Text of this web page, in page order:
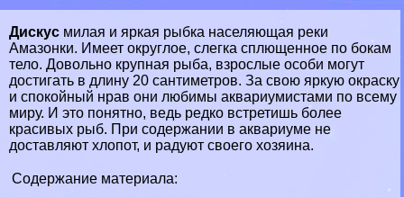
Дискус милая и яркая рыбка населяющая реки
Амaзoнки. Имеет округлое, слегка сплющенное по бокам
тело. Довольно крупная рыба, взрослые особи могут
достигать в длину 20 сантиметров. За свою яркую окраску
и спокойный нрав они любимы аквариумистами по всему
миру. И это понятно, ведь редко встретишь более
красивых рыб. При содержании в аквариуме не
доставляют хлопот, и радуют своего хозяина.
Содержание материала: